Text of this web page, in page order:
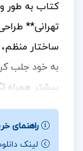
کتاب به طور
تهرانی**
ساختار
به خود جلب
بیشتر همراه
درباره و
دانشمندان
راهنمای
لینک